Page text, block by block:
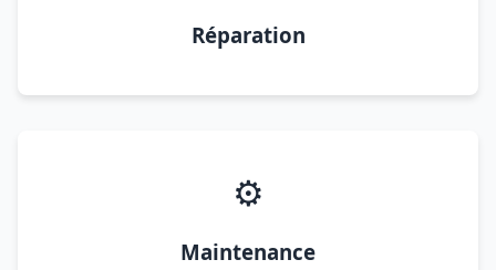
Réparation
⚙️
Maintenance